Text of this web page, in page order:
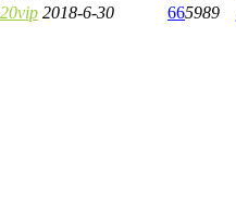
2018-6-30 665989